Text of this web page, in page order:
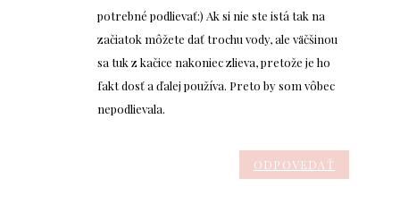
potrebné podlievať:) Ak si nie ste istá tak na
začiatok môžete dať trochu vody, ale väčšinou
sa tuk z kačice nakoniec zlieva, pretože je ho
fakt dosť a ďalej používa. Preto by som vôbec
nepodlievala.
ODPOVEDAŤ